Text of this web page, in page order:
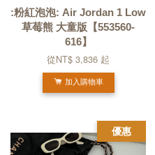
:粉紅泡泡: Air Jordan 1 Low
草莓熊 大童版【553560-
616】
從NT$ 3,836 起
加入購物車
優惠